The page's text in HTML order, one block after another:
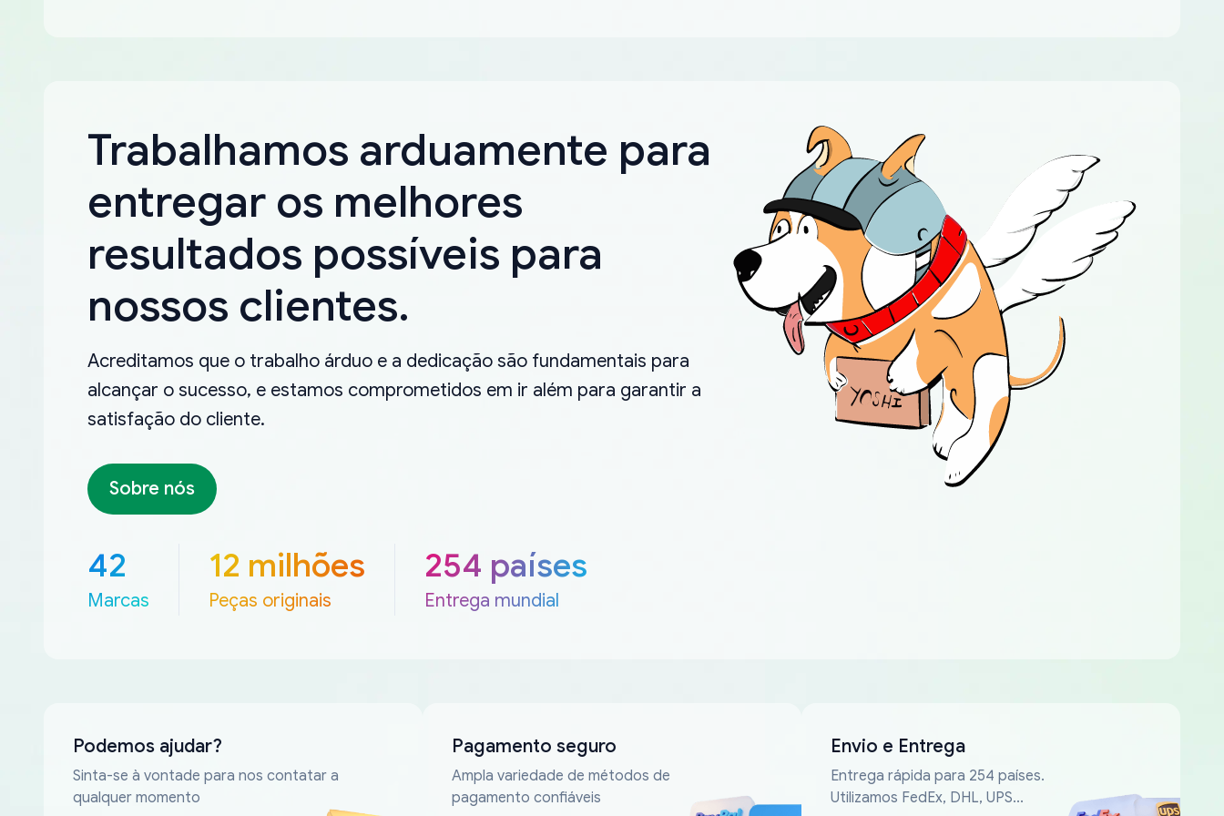
Trabalhamos arduamente para
entregar os melhores
resultados possíveis para
nossos clientes.
Acreditamos que o trabalho árduo e a dedicação são fundamentais para
alcançar o sucesso, e estamos comprometidos em ir além para garantir a
satisfação do cliente.
Sobre nós
42
Marcas
12 milhões
Peças originais
254 países
Entrega mundial
Podemos ajudar?
Sinta-se à vontade para nos contatar a
qualquer momento
Pagamento seguro
Ampla variedade de métodos de
pagamento confiáveis
Envio e Entrega
Entrega rápida para 254 países.
Utilizamos FedEx, DHL, UPS...